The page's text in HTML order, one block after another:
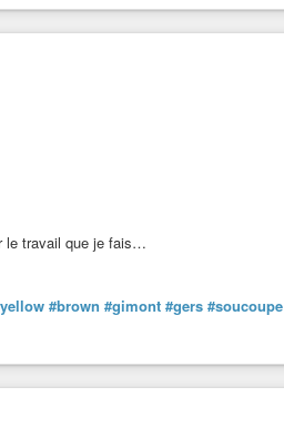
le travail que je fais…
#brown #gimont #gers #soucoupe